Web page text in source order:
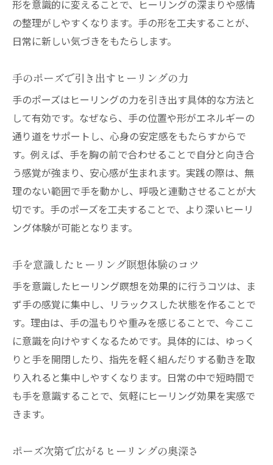
形を意識的に変えることで、ヒーリングの深まりや感情
の整理がしやすくなります。手の形を工夫することが、
日常に新しい気づきをもたらします。
手のポーズで引き出すヒーリングの力
手のポーズはヒーリングの力を引き出す具体的な方法と
して有効です。なぜなら、手の位置や形がエネルギーの
通り道をサポートし、心身の安定感をもたらすからで
す。例えば、手を胸の前で合わせることで自分と向き合
う感覚が強まり、安心感が生まれます。実践の際は、無
理のない範囲で手を動かし、呼吸と連動させることが大
切です。手のポーズを工夫することで、より深いヒーリ
ング体験が可能となります。
手を意識したヒーリング瞑想体験のコツ
手を意識したヒーリング瞑想を効果的に行うコツは、ま
ず手の感覚に集中し、リラックスした状態を作ることで
す。理由は、手の温もりや重みを感じることで、今ここ
に意識を向けやすくなるためです。具体的には、ゆっく
りと手を開閉したり、指先を軽く組んだりする動きを取
り入れると集中しやすくなります。日常の中で短時間で
も手を意識することで、気軽にヒーリング効果を実感で
きます。
ポーズ次第で広がるヒーリングの奥深さ